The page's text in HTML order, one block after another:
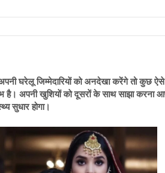
घरेलू जिम्मेदारियों को अनदेखा करेंगे तो कुछ
अपनी खुशियों को दूसरों के साथ साझा करना
सुधार होगा।